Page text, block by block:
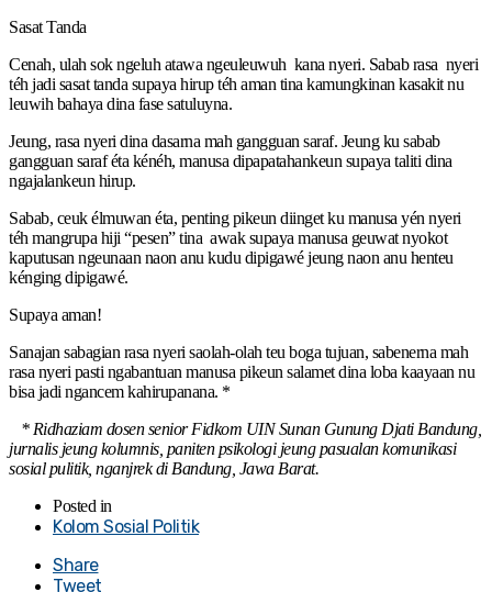
Sasat Tanda
Cenah, ulah sok ngeluh atawa ngeuleuwuh kana nyeri. Sabab rasa nyeri
téh jadi sasat tanda supaya hirup téh aman tina kamungkinan kasakit nu
leuwih bahaya dina fase satuluyna.
Jeung, rasa nyeri dina dasarna mah gangguan saraf. Jeung ku sabab
gangguan saraf éta kénéh, manusa dipapatahankeun supaya taliti dina
ngajalankeun hirup.
Sabab, ceuk élmuwan éta, penting pikeun diinget ku manusa yén nyeri
téh mangrupa hiji “pesen” tina awak supaya manusa geuwat nyokot
kaputusan ngeunaan naon anu kudu dipigawé jeung naon anu henteu
kénging dipigawé.
Supaya aman!
Sanajan sabagian rasa nyeri saolah-olah teu boga tujuan, sabenerna mah
rasa nyeri pasti ngabantuan manusa pikeun salamet dina loba kaayaan nu
bisa jadi ngancem kahirupanana. *
* Ridhaziam dosen senior Fidkom UIN Sunan Gunung Djati Bandung,
jurnalis jeung kolumnis, paniten psikologi jeung pasualan komunikasi
sosial pulitik, nganjrek di Bandung, Jawa Barat.
Posted in
Kolom Sosial Politik
Share
Tweet